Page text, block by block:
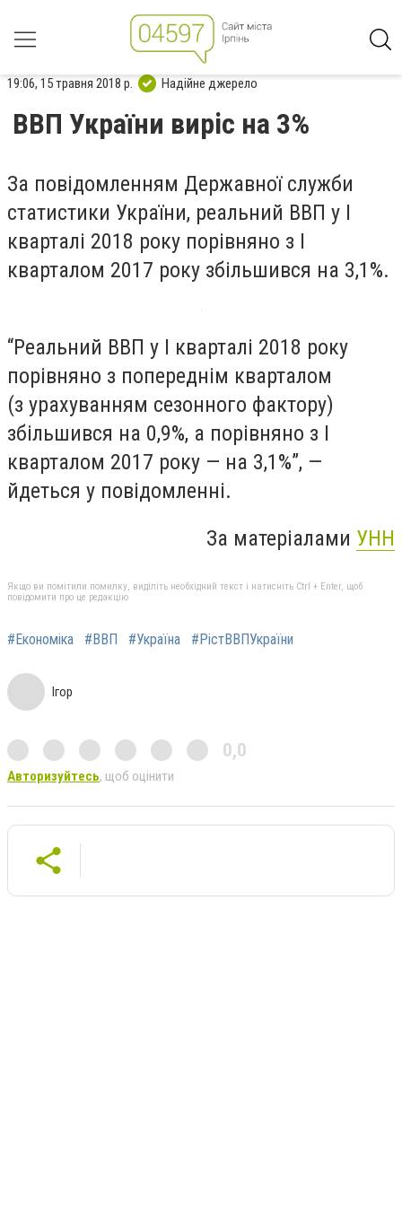
19:06, 15 травня 2018 р. Надійне джерело
ВВП України виріс на 3%
За повідомленням Державної служби
статистики України, реальний ВВП у I
кварталі 2018 року порівняно з I
кварталом 2017 року збільшився на 3,1%.
“Реальний ВВП у I кварталі 2018 року
порівняно з попереднім кварталом
(з урахуванням сезонного фактору)
збільшився на 0,9%, а порівняно з I
кварталом 2017 року — на 3,1%”, —
йдеться у повідомленні.
За матеріалами УНН
Якщо ви помітили помилку, виділіть необхідний текст і натисніть Ctrl + Enter, щоб
повідомити про це редакцію
#Економіка #ВВП #Україна #РістВВПУкраїни
Ігор
0,0
Авторизуйтесь, щоб оцінити